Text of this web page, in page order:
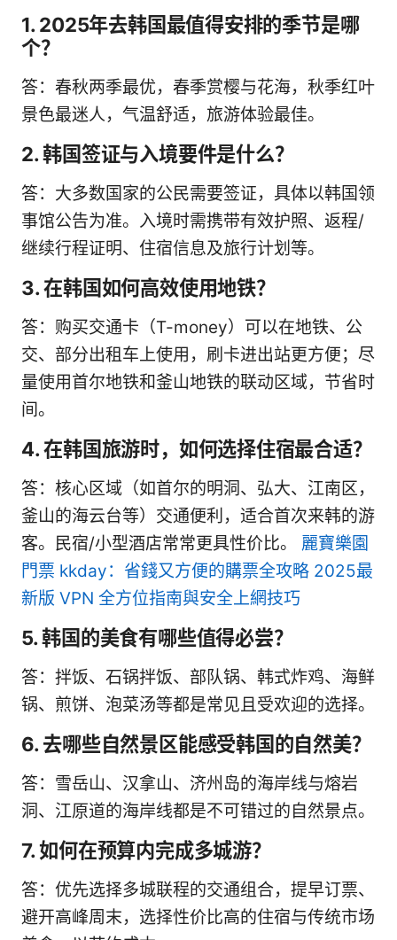
1. 2025年去韩国最值得安排的季节是哪
个？
答：春秋两季最优，春季赏樱与花海，秋季红叶
景色最迷人，气温舒适，旅游体验最佳。
2. 韩国签证与入境要件是什么？
答：大多数国家的公民需要签证，具体以韩国领
事馆公告为准。入境时需携带有效护照、返程/
继续行程证明、住宿信息及旅行计划等。
3. 在韩国如何高效使用地铁？
答：购买交通卡（T-money）可以在地铁、公
交、部分出租车上使用，刷卡进出站更方便；尽
量使用首尔地铁和釜山地铁的联动区域，节省时
间。
4. 在韩国旅游时，如何选择住宿最合适？
答：核心区域（如首尔的明洞、弘大、江南区，
釜山的海云台等）交通便利，适合首次来韩的游
客。民宿/小型酒店常常更具性价比。 麗寶樂園
門票 kkday：省錢又方便的購票全攻略 2025最
新版 VPN 全方位指南與安全上網技巧
5. 韩国的美食有哪些值得必尝？
答：拌饭、石锅拌饭、部队锅、韩式炸鸡、海鲜
锅、煎饼、泡菜汤等都是常见且受欢迎的选择。
6. 去哪些自然景区能感受韩国的自然美？
答：雪岳山、汉拿山、济州岛的海岸线与熔岩
洞、江原道的海岸线都是不可错过的自然景点。
7. 如何在预算内完成多城游？
答：优先选择多城联程的交通组合，提早订票、
避开高峰周末，选择性价比高的住宿与传统市场